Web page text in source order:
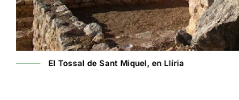
El Tossal de Sant Miquel, en Llíria